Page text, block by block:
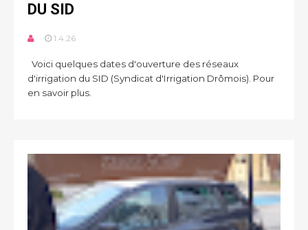
DU SID
1.4.26
Voici quelques dates d'ouverture des réseaux
d'irrigation du SID (Syndicat d'Irrigation Drômois). Pour
en savoir plus.